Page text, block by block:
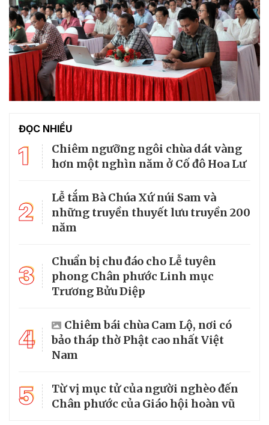
ĐỌC NHIỀU
1
Chiêm ngưỡng ngôi chùa dát vàng
hơn một nghìn năm ở Cố đô Hoa Lư
2
Lễ tắm Bà Chúa Xứ núi Sam và
những truyền thuyết lưu truyền 200
năm
3
Chuẩn bị chu đáo cho Lễ tuyên
phong Chân phước Linh mục
Trương Bửu Diệp
4
Chiêm bái chùa Cam Lộ, nơi có
bảo tháp thờ Phật cao nhất Việt
Nam
5
Từ vị mục tử của người nghèo đến
Chân phước của Giáo hội hoàn vũ